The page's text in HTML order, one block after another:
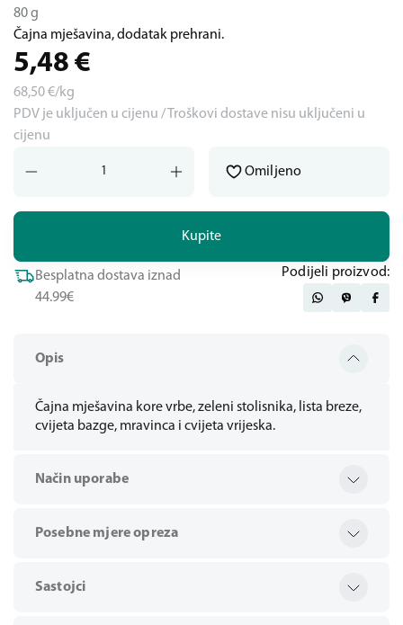
Opis
Čajna mješavina kore vrbe, zeleni stolisnika, lista breze,
cvijeta bazge, mravinca i cvijeta vrijeska.
Način uporabe
Posebne mjere opreza
Sastojci
80 g
Čajna mješavina, dodatak prehrani.
5,48 €
68,50€/kg
PDV je uključen u cijenu / Troškovi dostave nisu uključeni u
cijenu
Kupite
Omiljeno
Besplatna dostava iznad
44.99€
Podijeli proizvod: